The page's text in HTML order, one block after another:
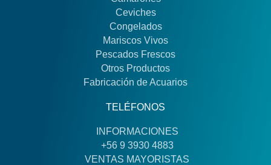
Ceviches
Congelados
Mariscos Vivos
Pescados Frescos
Otros Productos
Fabricación de Acuarios
TELÉFONOS
INFORMACIONES
+56 9 3930 4883
VENTAS MAYORISTAS